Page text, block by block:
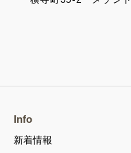
Info
新着情報